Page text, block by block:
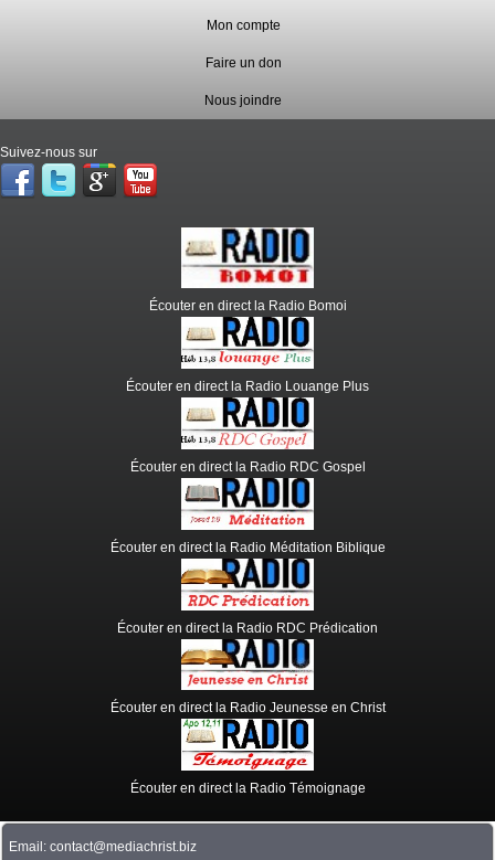
Mon compte
Faire un don
Nous joindre
Suivez-nous sur
Écouter en direct la Radio Bomoi
Écouter en direct la Radio Louange Plus
Écouter en direct la Radio RDC Gospel
Écouter en direct la Radio Méditation Biblique
Écouter en direct la Radio RDC Prédication
Écouter en direct la Radio Jeunesse en Christ
Écouter en direct la Radio Témoignage
Email: contact@mediachrist.biz